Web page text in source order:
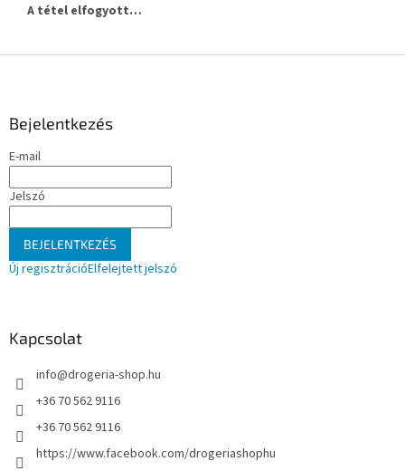
A tétel elfogyott…
Bejelentkezés
E-mail
Jelszó
BEJELENTKEZÉS
Új regisztrációElfelejtett jelszó
Kapcsolat
info@drogeria-shop.hu
+36 70 562 9116
+36 70 562 9116
https://www.facebook.com/drogeriashophu